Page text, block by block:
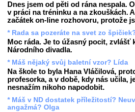
Dnes jsem od pěti od rána nespala.
v práci na tréninku a na zkouškách.
začátek on-line rozhovoru, protože
* Rada sa pozeráte na svet zo
Moc ráda. Je to úžasný pocit,
Národního divadla.
* Máš nějaký svůj baletní vzor? Lída
Na škole to byla Hana Vláčilová,
profesorka, a v době, kdy nás učila,
nesnažím nikoho napodobit.
* Máš v ND dostatek příležitostí?
angažmá? Olga